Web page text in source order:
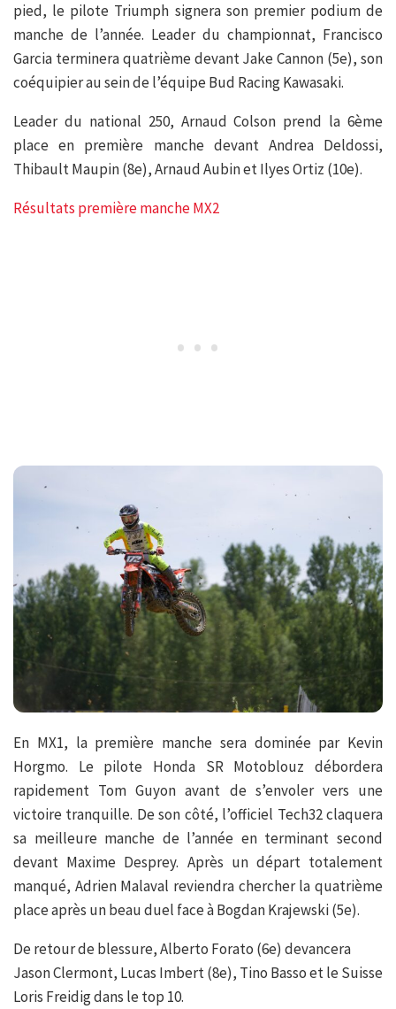
pied, le pilote Triumph signera son premier podium de
manche de l’année. Leader du championnat, Francisco
Garcia terminera quatrième devant Jake Cannon (5e), son
coéquipier au sein de l’équipe Bud Racing Kawasaki.
Leader du national 250, Arnaud Colson prend la 6ème
place en première manche devant Andrea Deldossi,
Thibault Maupin (8e), Arnaud Aubin et Ilyes Ortiz (10e).
Résultats première manche MX2
En MX1, la première manche sera dominée par Kevin
Horgmo. Le pilote Honda SR Motoblouz débordera
rapidement Tom Guyon avant de s’envoler vers une
victoire tranquille. De son côté, l’officiel Tech32 claquera
sa meilleure manche de l’année en terminant second
devant Maxime Desprey. Après un départ totalement
manqué, Adrien Malaval reviendra chercher la quatrième
place après un beau duel face à Bogdan Krajewski (5e).
De retour de blessure, Alberto Forato (6e) devancera
Jason Clermont, Lucas Imbert (8e), Tino Basso et le Suisse
Loris Freidig dans le top 10.